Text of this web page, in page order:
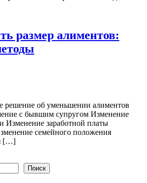
размер алиментов:
решение об уменьшении алиментов
с бывшим супругом Изменение
Изменение заработной платы
семейного положения
[…]
Поиск